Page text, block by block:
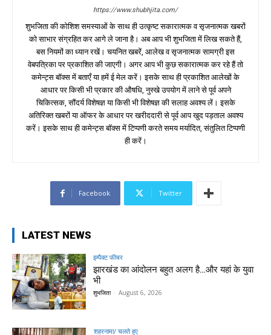
https://www.shubhjita.com/
शुभजिता की कोशिश समस्याओं के साथ ही उत्कृष्ट सकारात्मक व सृजनात्मक खबरों
को साभार संग्रहित कर आगे ले जाना है। अब आप भी शुभजिता में लिख सकते हैं,
बस नियमों का ध्यान रखें। चयनित खबरें, आलेख व सृजनात्मक सामग्री इस
वेबपत्रिका पर प्रकाशित की जाएगी। अगर आप भी कुछ सकारात्मक कर रहे हैं तो
कमेन्ट्स बॉक्स में बताएँ या हमें ई मेल करें। इसके साथ ही प्रकाशित आलेखों के
आधार पर किसी भी प्रकार की औषधि, नुस्खे उपयोग में लाने से पूर्व अपने
चिकित्सक, सौंदर्य विशेषज्ञ या किसी भी विशेषज्ञ की सलाह अवश्य लें। इसके
अतिरिक्त खबरों या ऑफर के आधार पर खरीददारी से पूर्व आप खुद पड़ताल अवश्य
करें। इसके साथ ही कमेन्ट्स बॉक्स में टिप्पणी करते समय मर्यादित, संतुलित टिप्पणी
ही करें।
Facebook Twitter
LATEST NEWS
इम्पैक्ट फीचर
झारखंड का आंदोलन बहुत अलग है…और यहां के युवा
भी
शुभजिता - August 6, 2026
शहरनामा/ चलते हुए